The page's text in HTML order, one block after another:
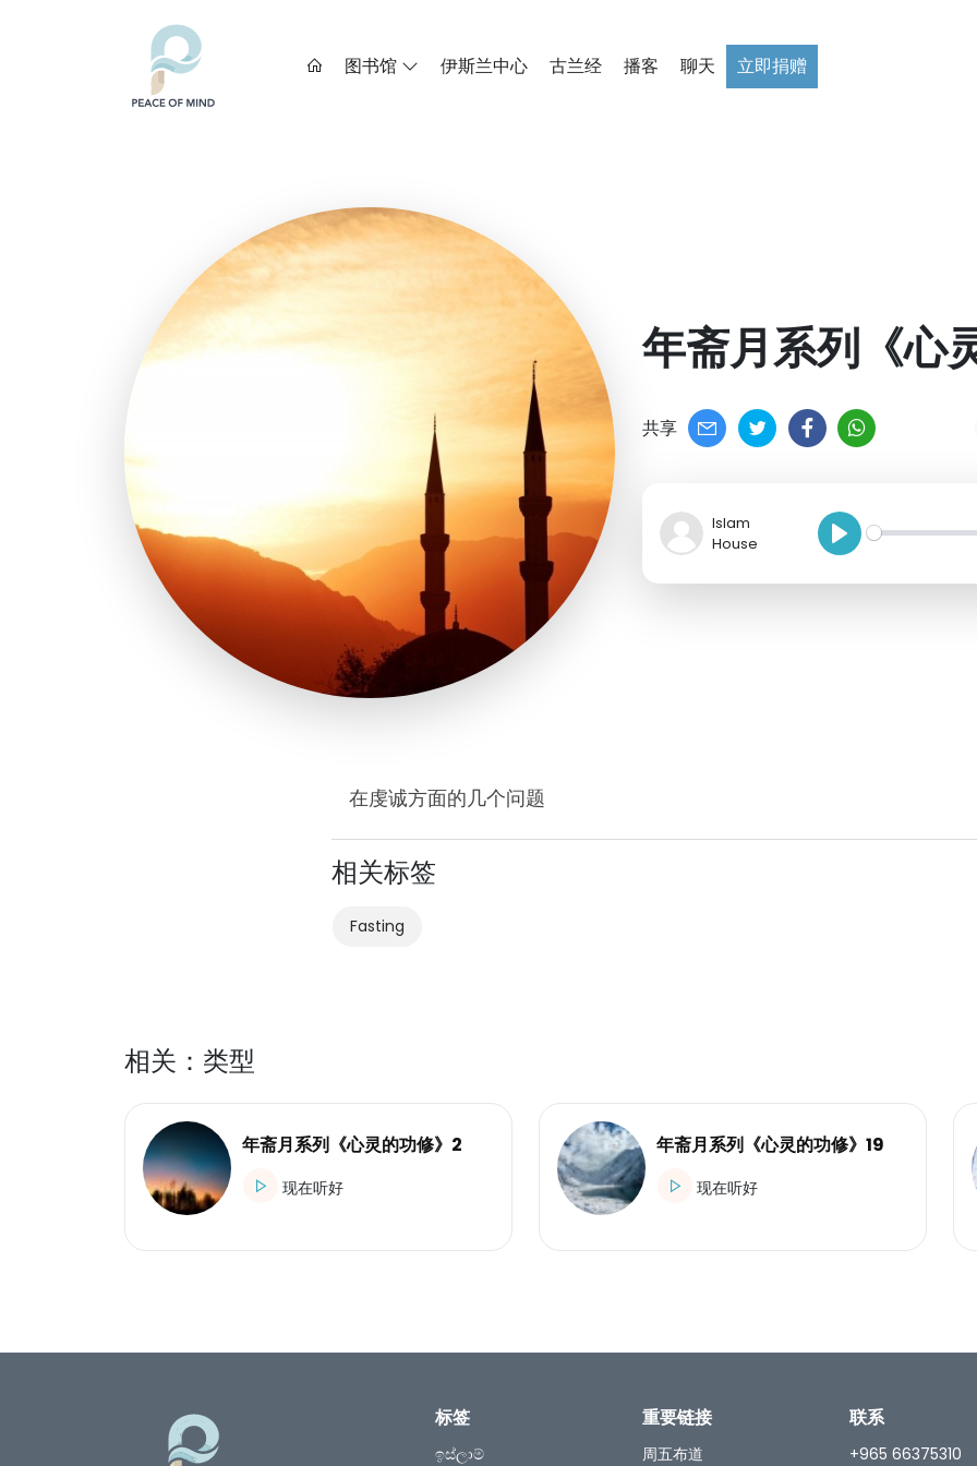
图书馆 伊斯兰中心 古兰经 播客 聊天 立即捐赠
年斋月系列《心
共享
Islam
House
P
l
在虔诚方面的几个问题
相关标签
Fasting
相关：类型
年斋月系列《心灵的功修》2
现在听好
年斋月系列《心灵的功修》19
现在听好
标签
ඉස්ලාම්
重要链接
周五布道
联系
+965 66375310